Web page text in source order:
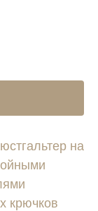
на
крючков